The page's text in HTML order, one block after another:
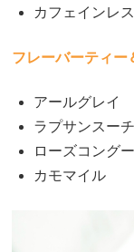
カフェインレ
フレーバーティー
アールグレイ
ラプサンスー
ローズコングー
カモマイル